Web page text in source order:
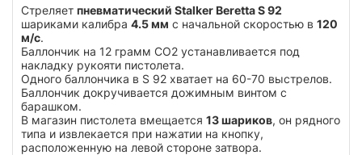
Стреляет пневматический Stalker Beretta S 92
шариками калибра 4.5 мм с начальной скоростью в 120
м/с.
Баллончик на 12 грамм СО2 устанавливается под
накладку рукояти пистолета.
Одного баллончика в S 92 хватает на 60-70 выстрелов.
Баллончик докручивается дожимным винтом с
барашком.
В магазин пистолета вмещается 13 шариков, он рядного
типа и извлекается при нажатии на кнопку,
расположенную на левой стороне затвора.